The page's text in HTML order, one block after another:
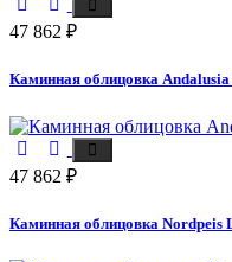
47 862 ₽
Каминная облицовка
47 862 ₽
Каминная облицовка Nordpeis